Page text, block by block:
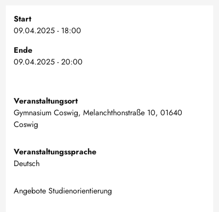
Start
09.04.2025 - 18:00
Ende
09.04.2025 - 20:00
Veranstaltungsort
Gymnasium Coswig, Melanchthonstraße 10, 01640
Coswig
Veranstaltungssprache
Deutsch
Angebote Studienorientierung